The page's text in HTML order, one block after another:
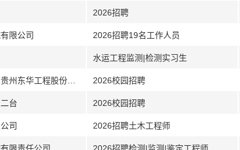
2026招聘
限公司 2026招聘19名工作人员
水运工程监测|检测实习生
2026校园招聘
台 2026校园招聘
司 2026招聘土木工程师